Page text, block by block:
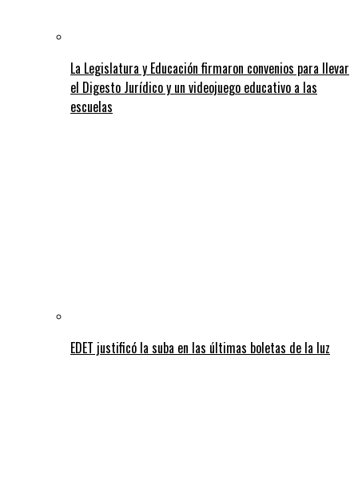
La Legislatura y Educación firmaron convenios para llevar
el Digesto Jurídico y un videojuego educativo a las
escuelas
EDET justificó la suba en las últimas boletas de la luz